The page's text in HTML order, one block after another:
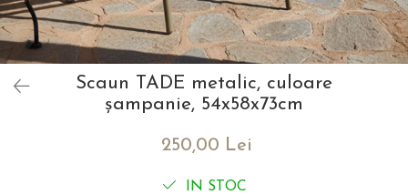
Scaun TADE metalic, culoare
șampanie, 54x58x73cm
250,00 Lei
IN STOC